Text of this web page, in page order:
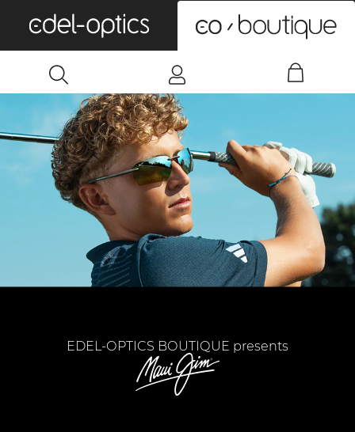
EDEL-OPTICS BOUTIQUE presents